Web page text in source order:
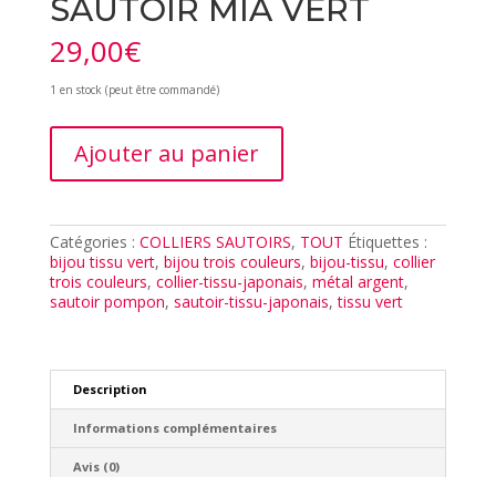
SAUTOIR MIA VERT
29,00€
1 en stock (peut être commandé)
quantité
SAUTOIR
Ajouter au panier
Catégories : COLLIERS SAUTOIRS, TOUT Étiquettes :
bijou tissu vert, bijou trois couleurs, bijou-tissu, collier
trois couleurs, collier-tissu-japonais, métal argent,
sautoir pompon, sautoir-tissu-japonais,tissu vert
Description
Informations complémentaires
Avis (0)